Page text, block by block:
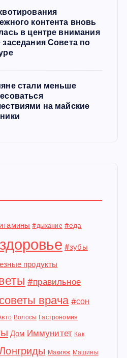
контента вновь
в центре внимания
заседания Совета по
стали меньше
на майские
#дыхание #еда
#зубы
продукты
#правильное
врача #сон
Волосы Гастрономия
Дом Иммунитет Как
Макияж Машины